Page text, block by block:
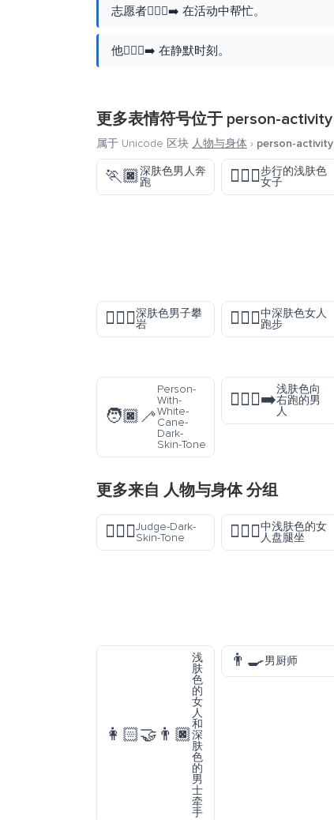
志愿者🧎🏾‍♂️‍➡️ 在活动中帮忙。
他🧎🏾‍♂️‍➡️ 在静默时刻。
更多表情符号位于 person-activity
属于 Unicode 区块 人物与身体 › person-activity
🏃🏿深肤色男人奔
跑
🚶🏻‍♀️步行的浅肤色
女子
🧗🏿‍♂️深肤色男子攀
岩
🏃🏾‍♀️中深肤色女人
跑步
🧑🏿‍🦯
Person-
With-
White-
Cane-
Dark-
Skin-Tone
🏃🏻‍♂️‍➡️
浅肤色向
右跑的男
人
更多来自 人物与身体分组
🧑🏿‍⚖️Judge-Dark-
Skin-Tone
🧘🏼‍♀️中浅肤色的女
人盘腿坐
👩🏻‍🤝‍👨🏿
浅
肤
色
的
女
人
和
深
肤
色
的
男
士
牵
手
👨‍🍳男厨师